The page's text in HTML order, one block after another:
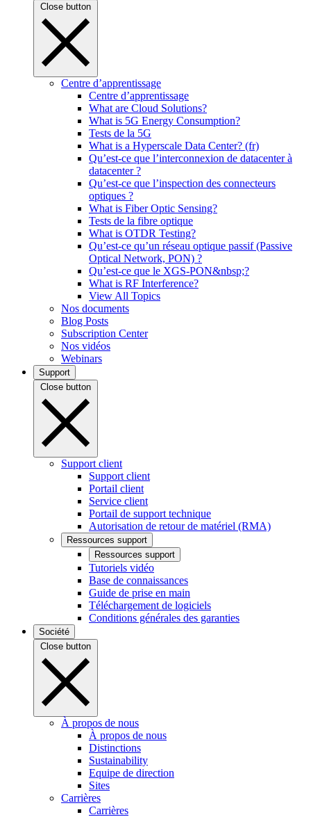
Close button
Centre d’apprentissage
Centre d’apprentissage
What are Cloud Solutions?
What is 5G Energy Consumption?
Tests de la 5G
What is a Hyperscale Data Center? (fr)
Qu’est-ce que l’interconnexion de datacenter à
datacenter ?
Qu’est-ce que l’inspection des connecteurs
optiques ?
What is Fiber Optic Sensing?
Tests de la fibre optique
What is OTDR Testing?
Qu’est-ce qu’un réseau optique passif (Passive
Optical Network, PON) ?
Qu’est-ce que le XGS-PON&nbsp;?
What is RF Interference?
View All Topics
Nos documents
Blog Posts
Subscription Center
Nos vidéos
Webinars
Support
Close button
Support client
Support client
Portail client
Service client
Portail de support technique
Autorisation de retour de matériel (RMA)
Ressources support
Ressources support
Tutoriels vidéo
Base de connaissances
Guide de prise en main
Téléchargement de logiciels
Conditions générales des garanties
Société
Close button
À propos de nous
À propos de nous
Distinctions
Sustainability
Equipe de direction
Sites
Carrières
Carrières